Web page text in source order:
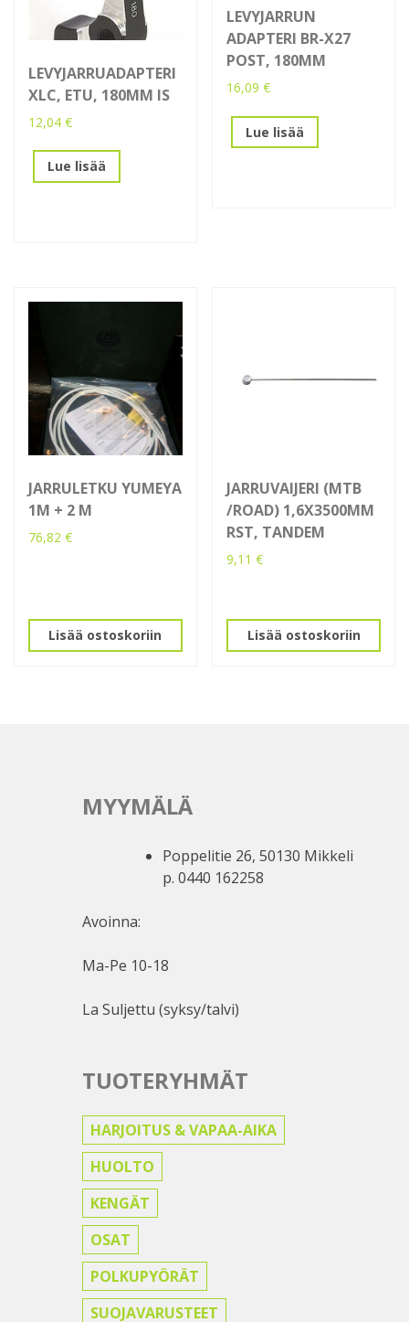
LEVYJARRUADAPTERI
XLC, ETU, 180MM IS
12,04 €
Lue lisää
LEVYJARRUN
ADAPTERI BR-X27
POST, 180MM
16,09€
Lue lisää
JARRULETKU YUMEYA
1M + 2 M
76,82 €
Lisää ostoskoriin
JARRUVAIJERI (MTB
/ROAD) 1,6X3500MM
RST, TANDEM
9,11€
Lisää ostoskoriin
MYYMÄLÄ
Poppelitie 26, 50130 Mikkeli
p. 0440 162258
Avoinna:
Ma-Pe 10-18
La Suljettu (syksy/talvi)
TUOTERYHMÄT
HARJOITUS & VAPAA-AIKA
HUOLTO
KENGÄT
OSAT
POLKUPYÖRÄT
SUOJAVARUSTEET